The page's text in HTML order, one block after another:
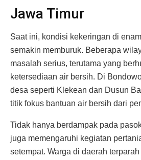
Jawa Timur
Saat ini, kondisi kekeringan di
semakin memburuk. Beberapa
masalah serius, terutama yang
ketersediaan air bersih. Di
desa seperti Klekean dan Dusun
titik fokus bantuan air bersih dari
Tidak hanya berdampak pada
juga memengaruhi kegiatan
setempat. Warga di daerah